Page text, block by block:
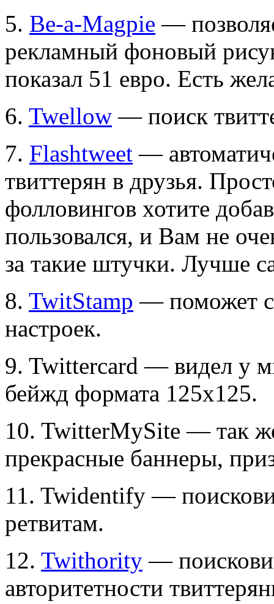
5. Be-a-Magpie —
рекламный фоновый
показал 51 евро. Есть
6. Twellow — поиск
7. Flashtweet —
твиттерян в друзья.
фолловингов хотите
пользовался, и Вам не
за такие штучки. Лучше
8. TwitStamp — поможет
настроек.
9. Twittercard — видел у
бейжд формата 125х125.
10. TwitterMySite — так
прекрасные баннеры,
11. Twidentify —
ретвитам.
12. Twithority —
авторитетности